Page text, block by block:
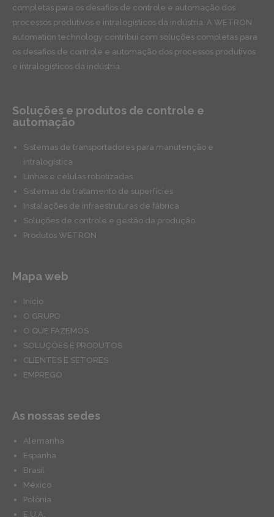
completas para os desafios de controle e automação dos
processos produtivos e intralogísticos da indústria. A WETRON
automation technology contribui com soluções completas para
os desafios de controle e automação dos processos produtivos
e intralogísticos da indústria.
Soluções e produtos de controle e
automação
Sistemas de transportadores para manutenção e
intralogística
Linhas e células robotizadas
Sistemas de tratamento de superfícies
Instalações de infraestruturas de fábrica
Soluções de controle e gestão da produção
Produtos WETRON
Mapa web
Início
O GRUPO
O QUE FAZEMOS
SOLUÇÕES E PRODUTOS
CLIENTES E SETORES
EMPREGO
As nossas sedes
Alemanha
Espanha
Brasil
México
Polônia
E.U.A.